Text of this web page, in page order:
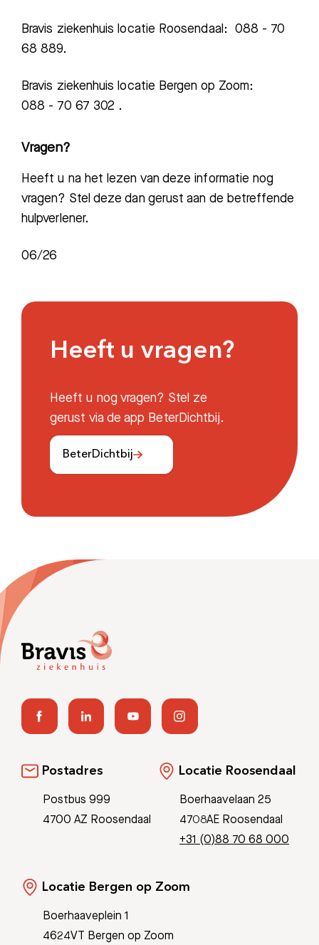
Bravis ziekenhuis locatie Roosendaal: 088 - 70
68 889.
Bravis ziekenhuis locatie Bergen op Zoom:
088 - 70 67 302 .
Vragen?
Heeft u na het lezen van deze informatie nog
vragen? Stel deze dan gerust aan de betreffende
hulpverlener.
06/26
Heeft u vragen?
Heeft u nog vragen? Stel ze
gerust via de app BeterDichtbij.
BeterDichtbij
Postadres
Postbus 999
4700 AZ Roosendaal
Locatie Roosendaal
Boerhaavelaan 25
4708AE Roosendaal
+31 (0)88 70 68 000
Locatie Bergen op Zoom
Boerhaaveplein 1
4624VT Bergen op Zoom